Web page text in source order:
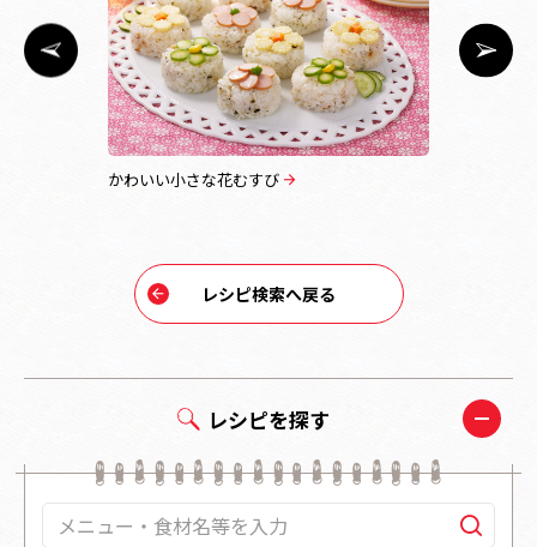
レシピを探す
かわいい小さな花むすび
レシピ検索へ戻る